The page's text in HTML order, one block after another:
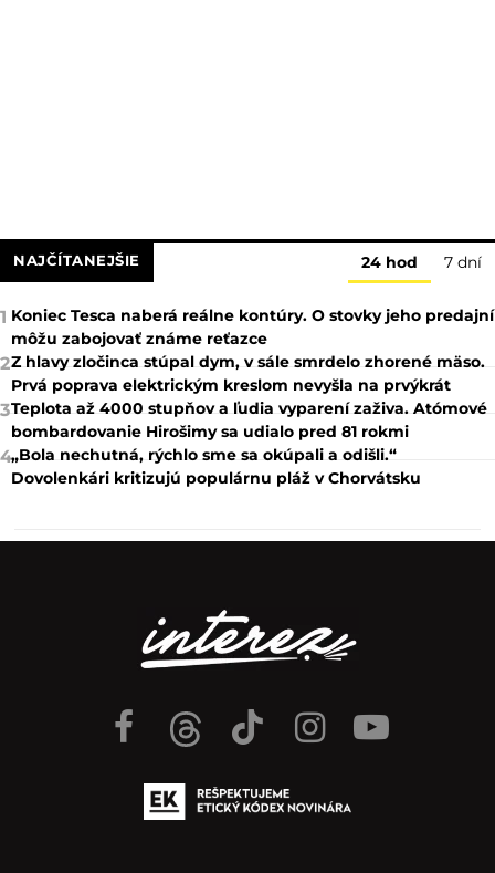
NAJČÍTANEJŠIE 24 hod 7 dní
1 Koniec Tesca naberá reálne kontúry. O stovky jeho predajní
môžu zabojovať známe reťazce
2Z hlavy zločinca stúpal dym, v sále smrdelo zhorené mäso.
Prvá poprava elektrickým kreslom nevyšla na prvýkrát
3Teplota až 4000 stupňov a ľudia vyparení zaživa. Atómové
bombardovanie Hirošimy sa udialo pred 81 rokmi
4„Bola nechutná, rýchlo sme sa okúpali a odišli.“
Dovolenkári kritizujú populárnu pláž v Chorvátsku